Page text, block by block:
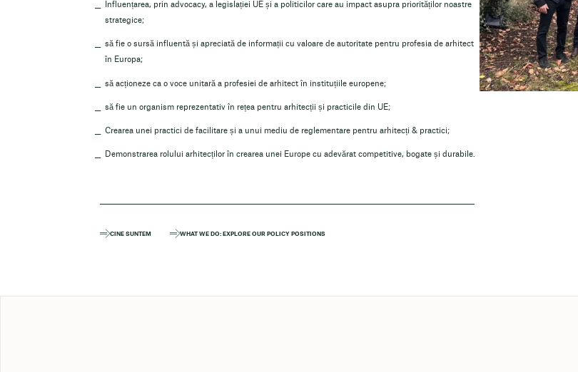
Influențarea, prin advocacy, a legislației UE și a politicilor care au impact asupra priorităților noastre
strategice;
să fie o sursă influentă și apreciată de informații cu valoare de autoritate pentru profesia de arhitect
în Europa;
să acționeze ca o voce unitară a profesiei de arhitect în instituțiile europene;
să fie un organism reprezentativ în rețea pentru arhitecții și practicile din UE;
Crearea unei practici de facilitare și a unui mediu de reglementare pentru arhitecți & practici;
Demonstrarea rolului arhitecților în crearea unei Europe cu adevărat competitive, bogate și durabile.
CINE SUNTEM WHAT WE DO: EXPLORE OUR POLICY POSITIONS